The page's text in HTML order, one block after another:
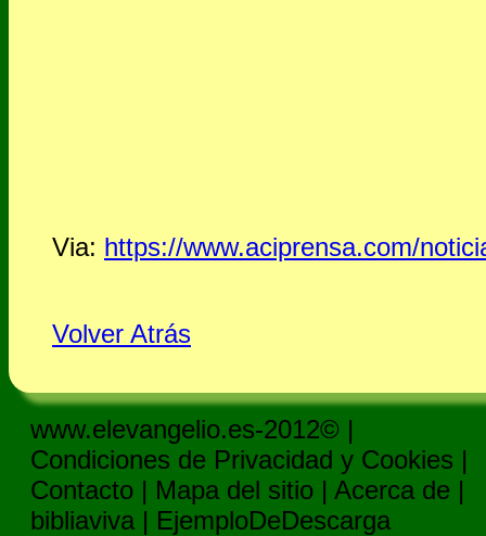
Via: https://www.aciprensa.com/
Volver Atrás
www.elevangelio.es-2012© |
Condiciones de Privacidad y Cookies |
Contacto | Mapa del sitio | Acerca de |
bibliaviva | EjemploDeDescarga